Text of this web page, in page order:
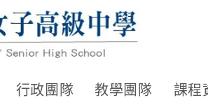
行政團隊 教學團隊 課程